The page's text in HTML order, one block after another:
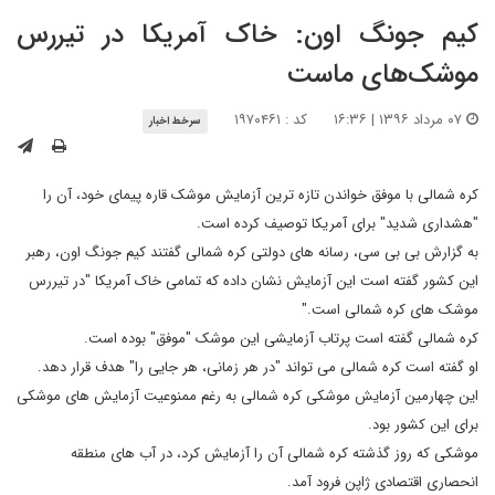
کیم جونگ اون: خاک آمریکا در تیررس
موشک‌های ماست
کد : ۱۹۷۰۴۶۱ سرخط اخبار
کره شمالی با موفق خواندن تازه ترین آزمایش موشک قاره پیمای خود، آن را
"هشداری شدید" برای آمریکا توصیف کرده است.
به گزارش بی بی سی، رسانه های دولتی کره شمالی گفتند کیم جونگ اون، رهبر
این کشور گفته است این آزمایش نشان داده که تمامی خاک آمریکا "در تیررس
موشک های کره شمالی است."
کره شمالی گفته است پرتاب آزمایشی این موشک "موفق" بوده است.
او گفته است کره شمالی می تواند "در هر زمانی، هر جایی را" هدف قرار دهد.
این چهارمین آزمایش موشکی کره شمالی به رغم ممنوعیت آزمایش های موشکی
برای این کشور بود.
موشکی که روز گذشته کره شمالی آن را آزمایش کرد، در آب های منطقه
انحصاری اقتصادی ژاپن فرود آمد.